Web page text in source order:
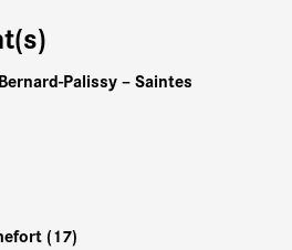
Palissy – Saintes
(17)